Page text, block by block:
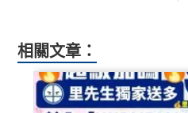
相關文章：